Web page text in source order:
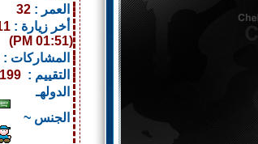
العمر : 32
أخر زيارة :
(01:51 PM)
المشاركات :
التقييم :
الدولهـ
الجنس ~